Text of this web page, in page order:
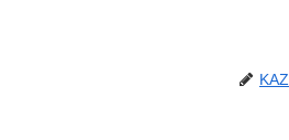
KAZ